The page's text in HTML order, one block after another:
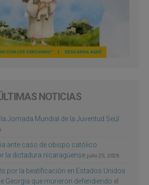
NOTICIAS
Jornada Mundial de la Juventud Seúl
ante caso de obispo católico
la dictadura nicaragüense julio 25, 2026
por la beatificación en Estados Unidos
Georgia que murieron defendiendo el